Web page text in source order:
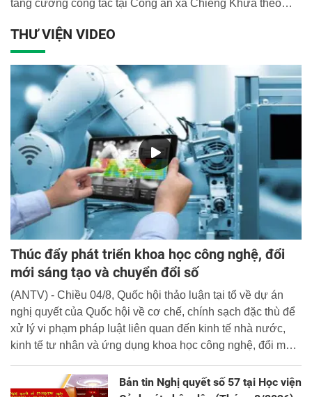
tăng cường công tác tại Công an xã Chiềng Khừa theo
THƯ VIỆN VIDEO
Thúc đẩy phát triển khoa học công nghệ, đổi
mới sáng tạo và chuyển đổi số
(ANTV) - Chiều 04/8, Quốc hội thảo luận tại tổ về dự án
nghị quyết của Quốc hội về cơ chế, chính sạch đặc thù để
xử lý vi phạm pháp luật liên quan đến kinh tế nhà nước,
kinh tế tư nhân và ứng dụng khoa học công nghệ, đổi mới
Bản tin Nghị quyết số 57 tại Học viện